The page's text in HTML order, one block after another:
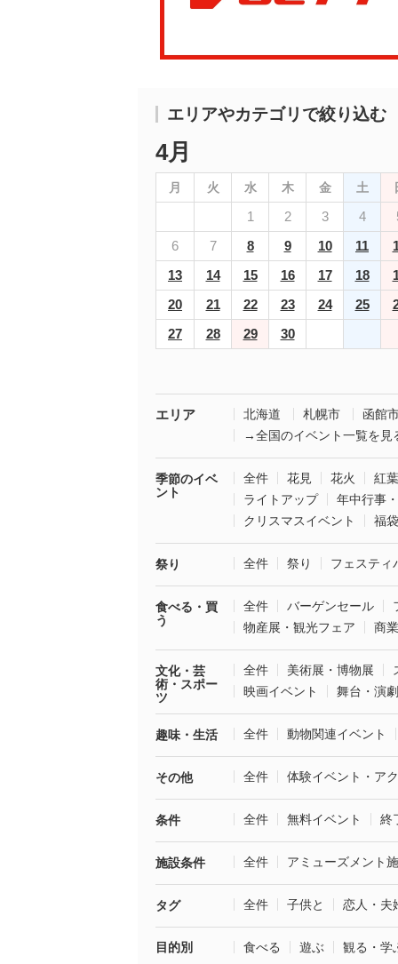
エリアやカテゴリで絞り込む
4月
月 火 水 木 金 土
1 2 3 4
6
7 8 9 10 11
13
14 15 16 17 18
20
21 22 23 24 25
27
28 29 30
エリア 北海道 札幌市
函館
→全国のイベント一覧を見
季節のイベ
ント
全件 花見 花火
紅葉
ライトアップ
年中行事
クリスマスイベント
福
祭り 全件 祭り フェスティ
食べる・買
う
全件 バーゲンセール
物産展・観光フェア
商
文化・芸
術・スポー
ツ
全件 美術展・博物展
映画イベント
舞台・演劇
趣味・生活 全件 動物関連イベント
その他 全件 体験イベント・ア
条件 全件 無料イベント 終
施設条件 全件 アミューズメント
タグ 全件 子供と 恋人・夫
目的別 食べる 遊ぶ 観る・学